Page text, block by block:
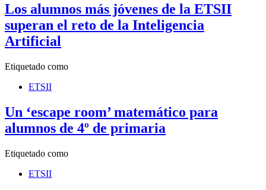
Los alumnos más jóvenes de la ETSII
superan el reto de la Inteligencia
Artificial
Etiquetado como
ETSII
Un ‘escape room’ matemático para
alumnos de 4º de primaria
Etiquetado como
ETSII